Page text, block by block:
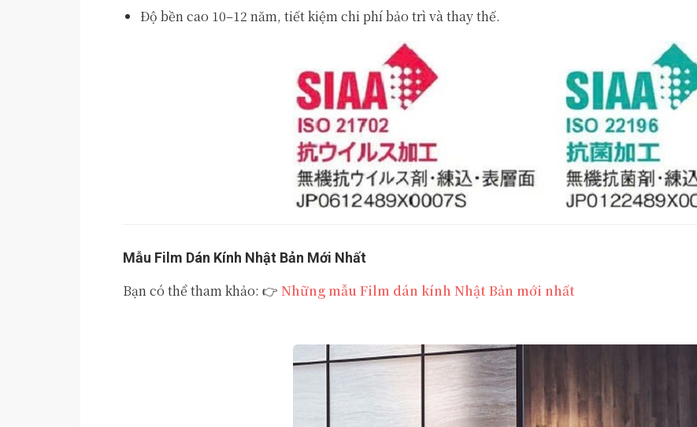
Độ bền cao 10–12 năm, tiết kiệm chi phí bảo trì và thay thế.
Mẫu Film Dán Kính Nhật Bản Mới Nhất
Bạn có thể tham khảo: 👉 Những mẫu Film dán kính Nhật Bản mới nhất